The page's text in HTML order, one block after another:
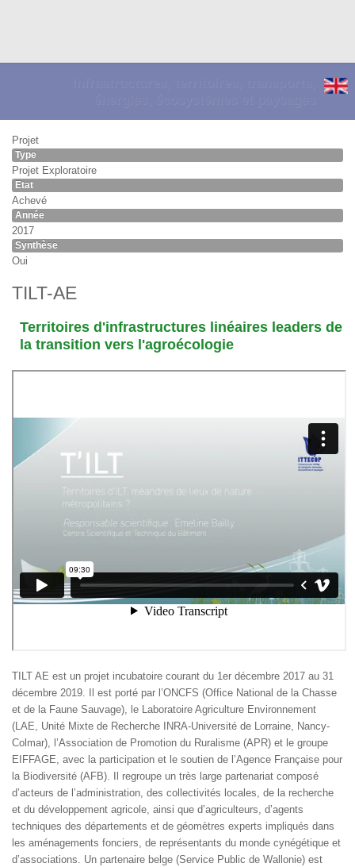
Projet
Type
Projet Exploratoire
Etat
Achevé
Année
2017
Synthèse
Oui
TILT-AE
Territoires d'infrastructures linéaires leaders de
la transition vers l'agroécologie
TILT AE est un projet incubatoire courant du 1er décembre 2017 au 31
décembre 2019. Il est porté par l’ONCFS (Office National de la Chasse
et de la Faune Sauvage), le Laboratoire Agriculture Environnement
(LAE, Unité Mixte de Recherche INRA-Université de Lorraine, Nancy-
Colmar), l’Association de Promotion du Ruralisme (APR) et le groupe
EIFFAGE, avec la participation et le soutien de l’Agence Française pour
la Biodiversité (AFB). Il regroupe un très large partenariat composé
d’acteurs de l’administration, des collectivités locales, de la recherche
et du développement agricole, ainsi que d’agriculteurs, d’agents
techniques des départements et de géomètres experts impliqués dans
les aménagements fonciers, de représentants du monde cynégétique et
d’associations. Un partenaire belge (Service Public de Wallonie) est